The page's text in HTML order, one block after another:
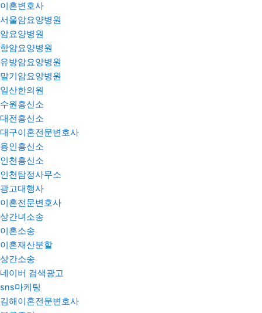
이혼변호사
서울암요양병원
암요양병원
항암요양병원
유방암요양병원
말기암요양병원
일산한의원
수원흥신소
대전흥신소
대구이혼전문변호사
용인흥신소
인천흥신소
인천탐정사무소
광고대행사
이혼전문변호사
상간녀소송
이혼소송
이혼재산분할
상간소송
네이버 검색광고
sns마케팅
김해이혼전문변호사